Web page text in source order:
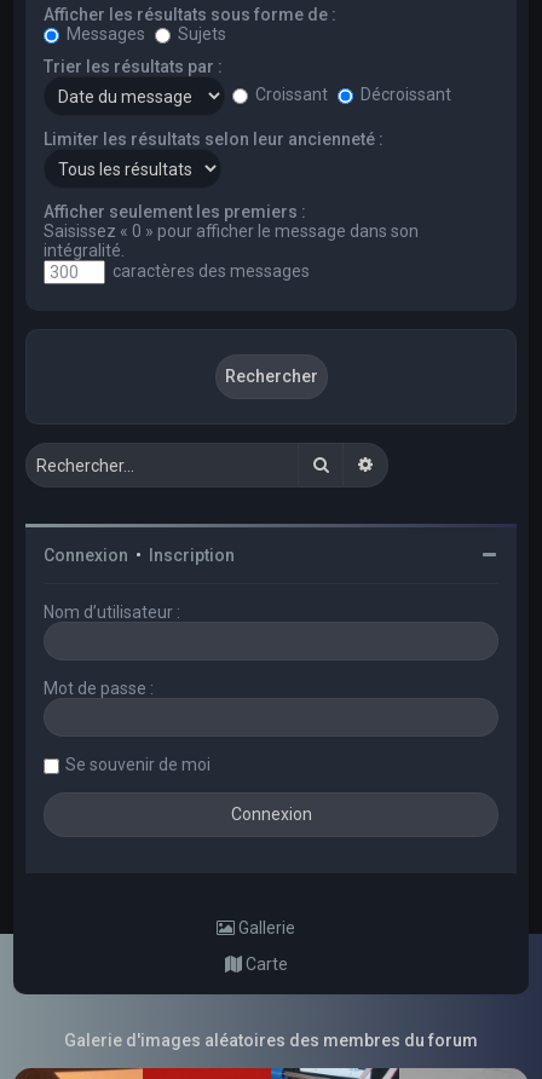
Afficher les résultats sous forme de :
Messages
Sujets
Trier les résultats par :
Croissant
Décroissant
Limiter les résultats selon leur ancienneté :
Afficher seulement les premiers :
Saisissez « 0 » pour afficher le message dans son
intégralité.
caractères des messages
RechercherRecherche avancée
Connexion • Inscription
Nom d’utilisateur :
Mot de passe :
Se souvenir de moi
Gallerie
Carte
Galerie d'images aléatoires des membres du forum